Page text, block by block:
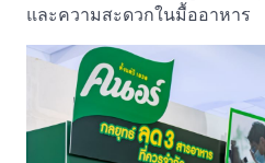
และความสะดวกในมื้ออาหาร